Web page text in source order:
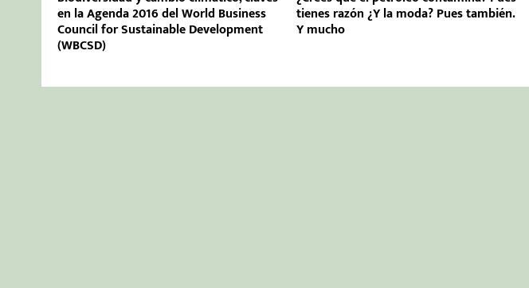
en la Agenda 2016 del World Business
Council for Sustainable Development
(WBCSD)
tienes razón ¿Y la moda? Pues también.
Y mucho